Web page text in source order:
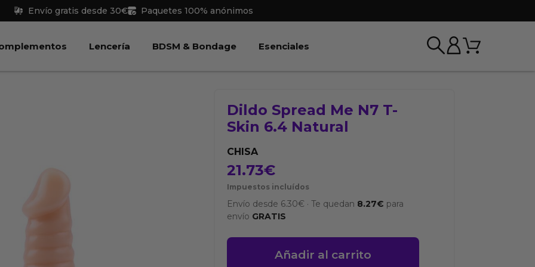
Envío gratis desde 30€ Paquetes 100% anónimos
Juguetes Abrir Complementos
Lencería Abrir Lencería
BDSM & Bondage Abrir BDSM & Bondage
Esenciales Carrito
Dildo Spread Me N7 T-
Skin 6.4 Natural
CHISA
21.73€
Impuestos incluídos
Envío desde 6.30€ ·Te quedan 8.27€ para
envío GRATIS
Dildo
Añadir al carrito